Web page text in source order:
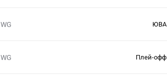
WG ЮВА
WG Плей-офф